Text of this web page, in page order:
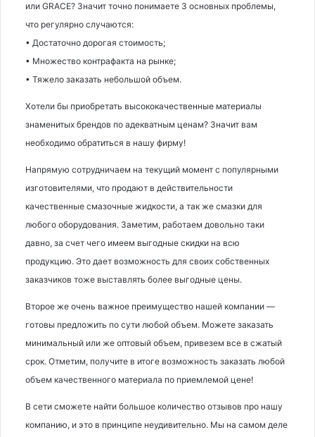
или GRACE? Значит точно понимаете 3 основных проблемы,
что регулярно случаются:
• Достаточно дорогая стоимость;
• Множество контрафакта на рынке;
• Тяжело заказать небольшой объем.
Хотели бы приобретать высококачественные материалы
знаменитых брендов по адекватным ценам? Значит вам
необходимо обратиться в нашу фирму!
Напрямую сотрудничаем на текущий момент с популярными
изготовителями, что продают в действительности
качественные смазочные жидкости, а так же смазки для
любого оборудования. Заметим, работаем довольно таки
давно, за счет чего имеем выгодные скидки на всю
продукцию. Это дает возможность для своих собственных
заказчиков тоже выставлять более выгодные цены.
Второе же очень важное преимущество нашей компании —
готовы предложить по сути любой объем. Можете заказать
минимальный или же оптовый объем, привезем все в сжатый
срок. Отметим, получите в итоге возможность заказать любой
объем качественного материала по приемлемой цене!
В сети сможете найти большое количество отзывов про нашу
компанию, и это в принципе неудивительно. Мы на самом деле